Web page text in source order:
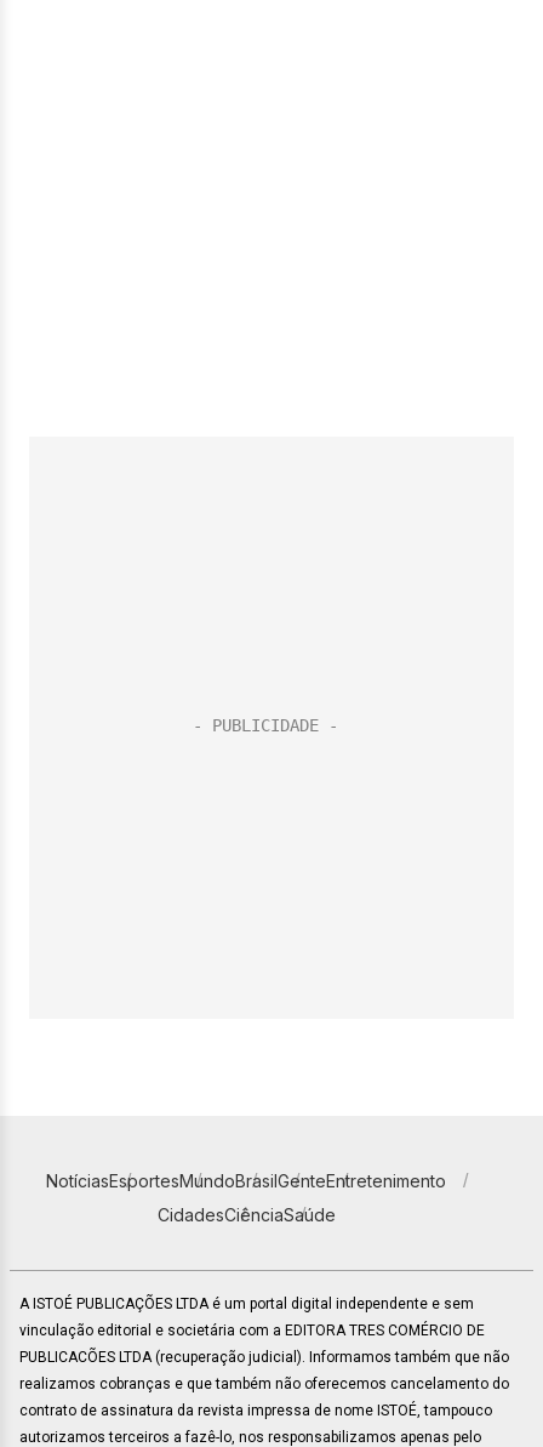
NotíciasEsportesMundoBrasilGenteEntretenimento
CidadesCiênciaSaúde
A ISTOÉ PUBLICAÇÕES LTDA é um portal digital independente e sem
vinculação editorial e societária com a EDITORA TRES COMÉRCIO DE
PUBLICACÕES LTDA (recuperação judicial). Informamos também que não
realizamos cobranças e que também não oferecemos cancelamento do
contrato de assinatura da revista impressa de nome ISTOÉ, tampouco
autorizamos terceiros a fazê-lo, nos responsabilizamos apenas pelo